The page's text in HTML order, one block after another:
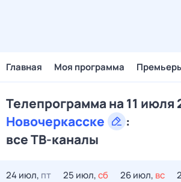
Главная Моя программа
Телепрограмма на 11 июля
Новочеркасске
:
все ТВ-каналы
24 июл, пт 25 июл,сб 26 июл, вс